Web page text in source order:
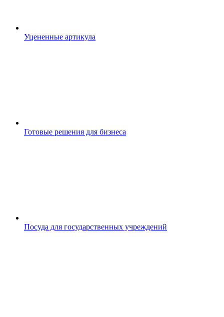
Уцененные артикула
Готовые решения для бизнеса
Посуда для государственных учреждений